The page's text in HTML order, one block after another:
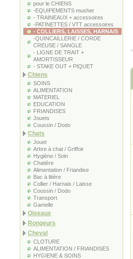
pour le CHIENS
-EQUIPEMENTS musher
- TRAINEAUX + accessoires
-PATINETTES / VTT accessoires
- COLLIERS, LAISSES, HARNAIS
-QUINCAILLERIE / CORDE
CREUSE / SANGLE
- LIGNE DE TRAIT +
AMORTISSEUR
- STAKE OUT + PIQUET
Chiens
SOINS
ALIMENTATION
MATERIEL
EDUCATION
FRIANDISES
Jouets
Coussin / Dodo
Chats
Jouet
Arbre à chat / Griffoir
Hygiène / Soin
Chatière
Alimentation / Friandise
Bac à litière
Collier / Harnais / Laisse
Coussin / Dodo
Transport
Gamelle
Oiseaux
Rongeurs
Cheval
CLOTURE
ALIMENTATION / FRIANDISES
HYGIENE & SOINS